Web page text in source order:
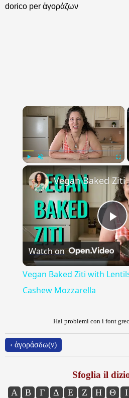
dorico per ἀγοράζων
×
Vegan
Watch on
Vegan Baked Ziti with
Cashew Mozzarella
Hai problemi con i font
‹ ἀγοράσδω(ν)
Sfoglia il
Α Β Γ Δ Ε Ζ Η Θ Ι